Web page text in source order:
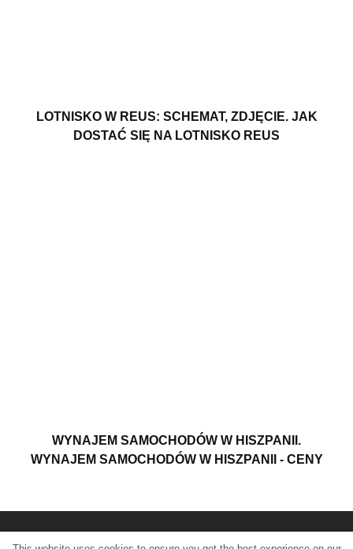
LOTNISKO W REUS: SCHEMAT, ZDJĘCIE. JAK
DOSTAĆ SIĘ NA LOTNISKO REUS
WYNAJEM SAMOCHODÓW W HISZPANII.
WYNAJEM SAMOCHODÓW W HISZPANII - CENY